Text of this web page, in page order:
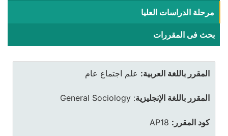
مرحلة الدراسات العليا
بحث فى المقررات
المقرر باللغة العربية: علم اجتماع عام
المقرر باللغة الإنجليزية:
General Sociology
كود المقرر: AP18